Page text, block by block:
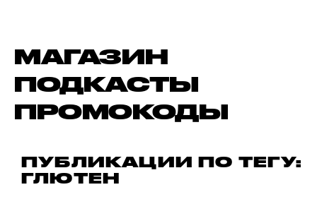
МАГАЗИН
ПОДКАСТЫ
ПРОМОКОДЫ
ПУБЛИКАЦИИ ПО ТЕГУ:
ГЛЮТЕН